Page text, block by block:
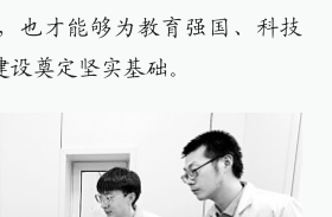
也才能够为教育强国、科技
奠定坚实基础。